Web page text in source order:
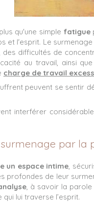
qu'une simple fatigue
et l'esprit. Le
difficultés de
au travail, ainsi
charge de travail
peuvent se sentir
interférer
par la
un espace intime ,
profondes de leur
, à savoir la
lui traverse l’esprit.